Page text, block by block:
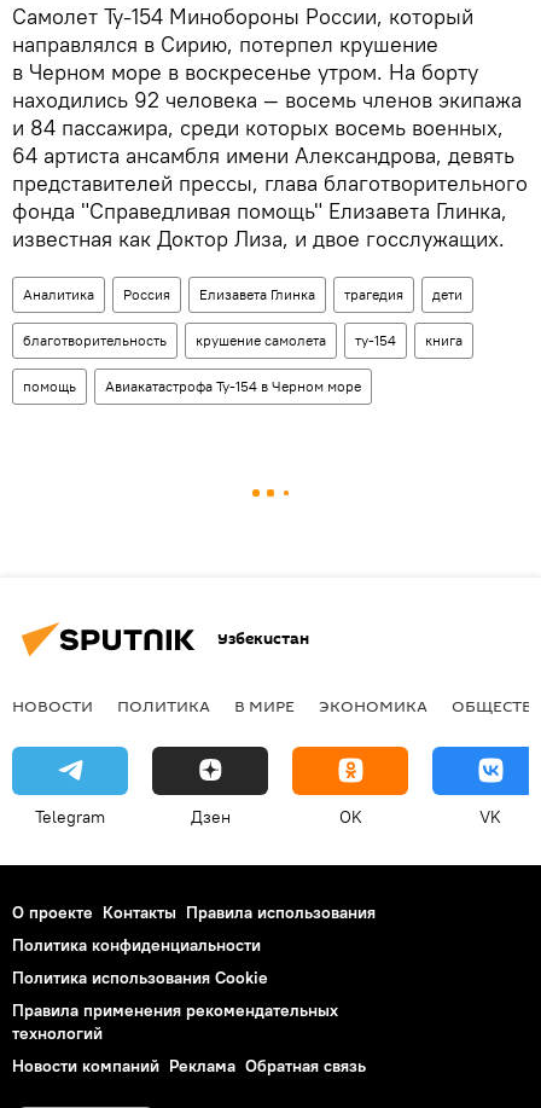
Самолет Ту-154 Минобороны России, который
направлялся в Сирию, потерпел крушение
в Черном море в воскресенье утром. На борту
находились 92 человека — восемь членов экипажа
и 84 пассажира, среди которых восемь военных,
64 артиста ансамбля имени Александрова, девять
представителей прессы, глава благотворительного
фонда "Справедливая помощь" Елизавета Глинка,
известная как Доктор Лиза, и двое госслужащих.
Аналитика Россия Елизавета Глинка трагедия дети
благотворительность крушение самолета ту-154 книга
помощь Авиакатастрофа Ту-154 в Черном море
Узбекистан
НОВОСТИ ПОЛИТИКА В МИРЕ ЭКОНОМИКА
Telegram Дзен OK VK
О проекте Контакты Правила использования
Политика конфиденциальности
Политика использования Cookie
Правила применения рекомендательных
технологий
Новости компаний Реклама Обратная связь